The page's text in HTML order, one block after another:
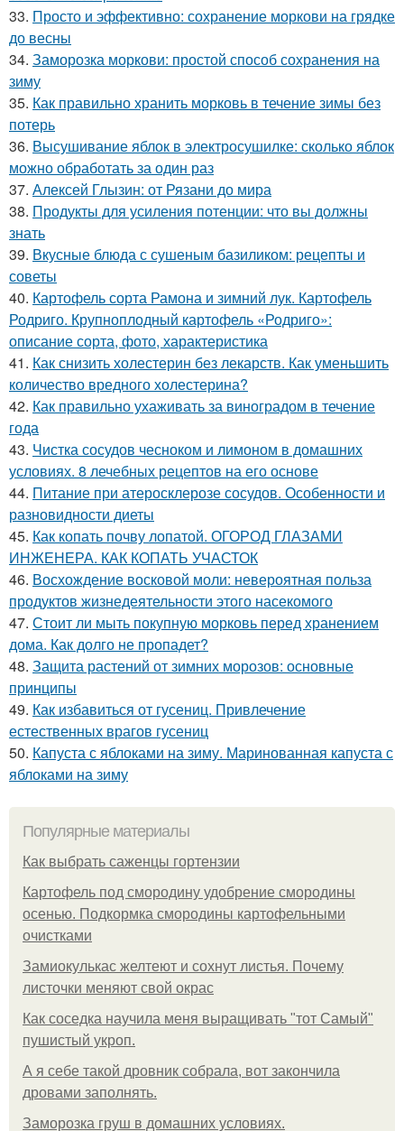
33. Просто и эффективно: сохранение моркови на грядке
до весны
34. Заморозка моркови: простой способ сохранения на
зиму
35. Как правильно хранить морковь в течение зимы без
потерь
36. Высушивание яблок в электросушилке: сколько яблок
можно обработать за один раз
37. Алексей Глызин: от Рязани до мира
38. Продукты для усиления потенции: что вы должны
знать
39. Вкусные блюда с сушеным базиликом: рецепты и
советы
40. Картофель сорта Рамона и зимний лук. Картофель
Родриго. Крупноплодный картофель «Родриго»:
описание сорта, фото, характеристика
41. Как снизить холестерин без лекарств. Как уменьшить
количество вредного холестерина?
42. Как правильно ухаживать за виноградом в течение
года
43. Чистка сосудов чесноком и лимоном в домашних
условиях. 8 лечебных рецептов на его основе
44. Питание при атеросклерозе сосудов. Особенности и
разновидности диеты
45. Как копать почву лопатой. ОГОРОД ГЛАЗАМИ
ИНЖЕНЕРА. КАК КОПАТЬ УЧАСТОК
46. Восхождение восковой моли: невероятная польза
продуктов жизнедеятельности этого насекомого
47. Стоит ли мыть покупную морковь перед хранением
дома. Как долго не пропадет?
48. Защита растений от зимних морозов: основные
принципы
49. Как избавиться от гусениц. Привлечение
естественных врагов гусениц
50. Капуста с яблоками на зиму. Маринованная капуста с
яблоками на зиму
Популярные материалы
Как выбрать саженцы гортензии
Картофель под смородину удобрение смородины
осенью. Подкормка смородины картофельными
очистками
Замиокулькас желтеют и сохнут листья. Почему
листочки меняют свой окрас
Как соседка научила меня выращивать "тот Самый"
пушистый укроп.
А я себе такой дровник собрала, вот закончила
дровами заполнять.
Заморозка груш в домашних условиях.